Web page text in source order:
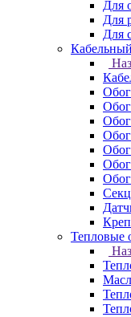
Для
Для
Для
Тепловые